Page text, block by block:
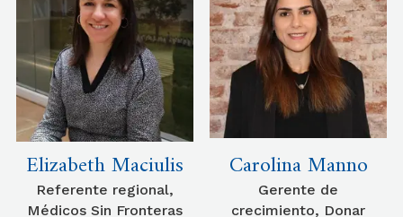
Elizabeth Maciulis
Referente regional,
Médicos Sin Fronteras
Carolina Manno
Gerente de
crecimiento, Donar